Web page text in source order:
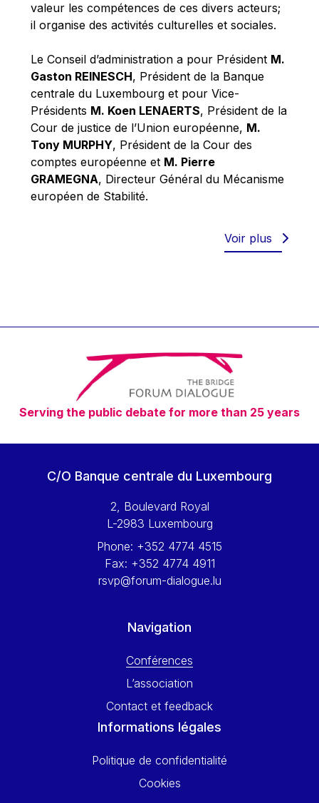
Paolo Mengozzi
Paschal Donohoe
Pat Cox
Patrizia Nanz
Philippe Maystadt
Pierre Gramegna
Richard Pelly
Robert Goebbels
Robert REYNDERS
Timothy Radcliffe
Vaclav Klaus
Vassilios Skouris
Vítor Manuel da Silva Caldeira
Viviane Reding
Walter Hagg
Wolfgang Ketterle
Yossi Beillin
Yves FRANCHET
valeur les compétences de ces divers acteurs;
il organise des activités culturelles et sociales.
Le Conseil d’administration a pour Président M.
Gaston REINESCH, Président de la Banque
centrale du Luxembourg et pour Vice-
Présidents M. Koen LENAERTS, Président de la
Cour de justice de l’Union européenne, M.
Tony MURPHY, Président de la Cour des
comptes européenne et M. Pierre
GRAMEGNA, Directeur Général du Mécanisme
européen de Stabilité.
Voir plus
Serving the public debate for more than 25 years
C/O Banque centrale du Luxembourg
2, Boulevard Royal
L-2983 Luxembourg
Phone: +352 4774 4515
Fax: +352 4774 4911
rsvp@forum-dialogue.lu
Navigation
Conférences
L’association
Contact et feedback
Informations légales
Politique de confidentialité
Cookies